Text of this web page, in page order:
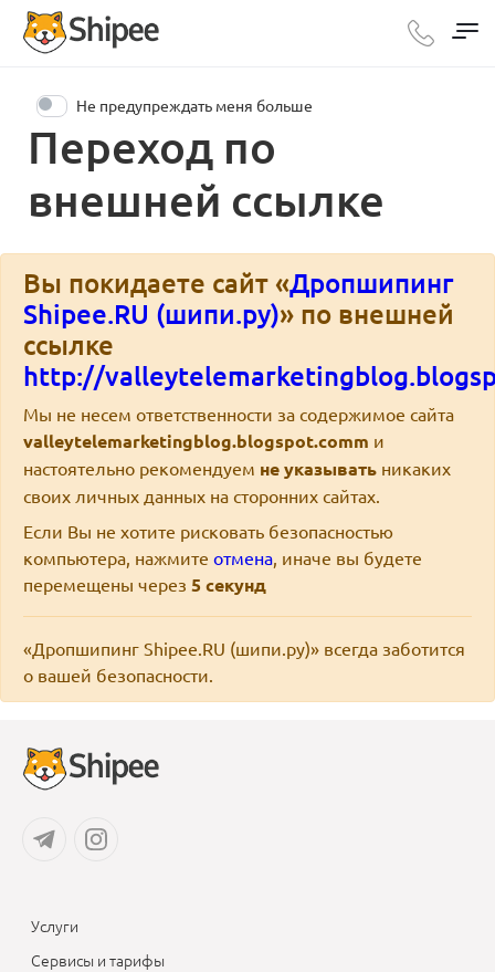
Переход по
внешней ссылке
Не предупреждать меня больше
Вы покидаете сайт «Дропшипинг
Shipee.RU (шипи.ру)» по внешней
ссылке
http://
Мы не несем ответственности за содержимое сайта
valleytelemarketingblog.blogspot.comm и
настоятельно рекомендуем не указывать никаких
своих личных данных на сторонних сайтах.
Если Вы не хотите рисковать безопасностью
компьютера, нажмите отмена, иначе вы будете
перемещены через 5секунд
«Дропшипинг Shipee.RU (шипи.ру)» всегда заботится
о вашей безопасности.
Услуги
Сервисы и тарифы